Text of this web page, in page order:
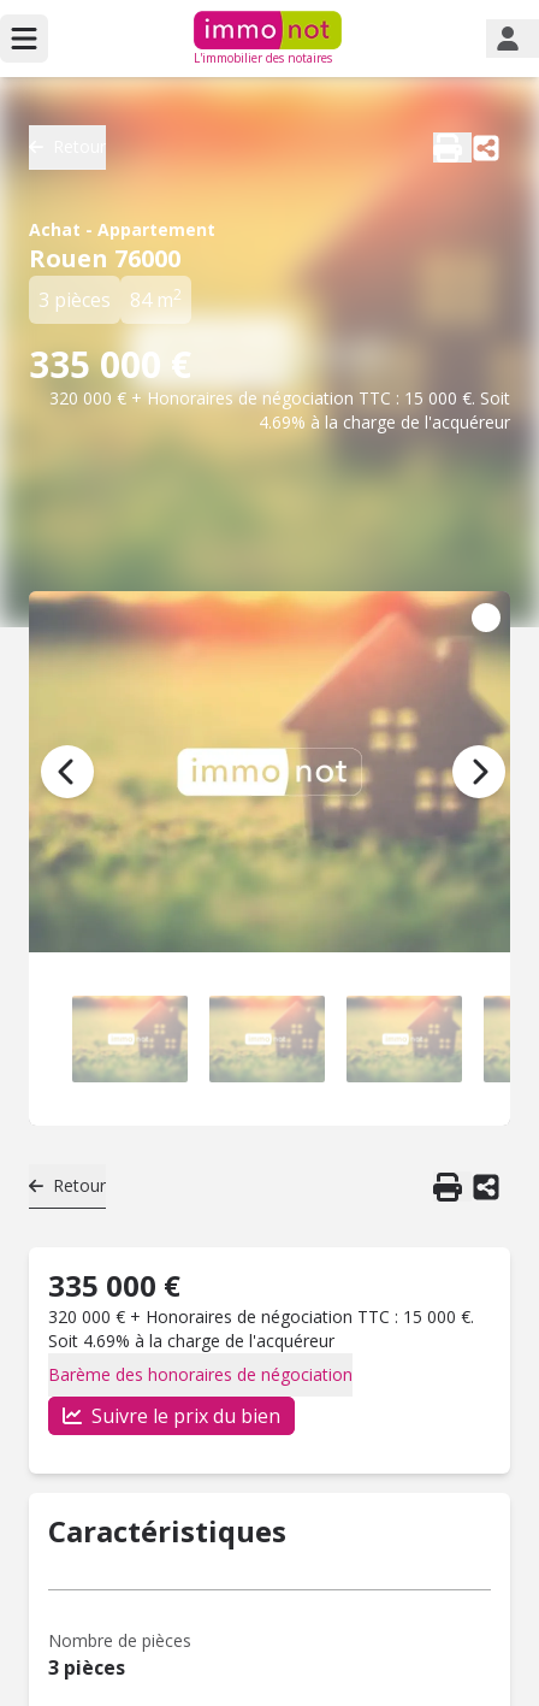
L'immobilier des notaires
Achat - Appartement
Rouen 76000
3 pièces 84 m2
335 000 €
320 000 € + Honoraires de négociation TTC : 15 000 €. Soit
4.69% à la charge de l'acquéreur
Retour
335 000 €
320 000 € + Honoraires de négociation TTC : 15 000 €.
Soit 4.69% à la charge de l'acquéreur
Barème des honoraires de négociation
Suivre le prix du bien
Caractéristiques
Nombre de pièces
3 pièces